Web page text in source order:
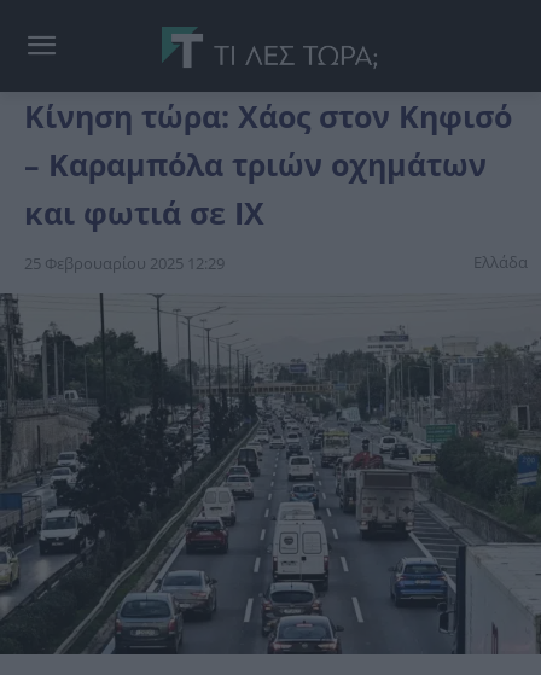
Κίνηση τώρα: Χάος στον Κηφισό
– Καραμπόλα τριών οχημάτων
και φωτιά σε ΙΧ
25 Φεβρουαρίου 2025 12:29 Ελλάδα